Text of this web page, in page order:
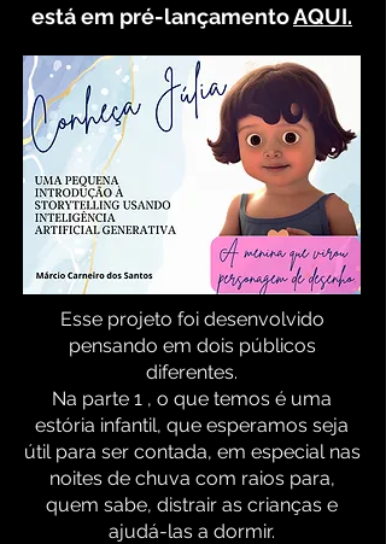
está em pré-lançamentoAQUI.
Esse projeto foi desenvolvido
pensando em dois públicos
diferentes.
Na parte 1 , o que temos é uma
estória infantil, que esperamos seja
útil para ser contada, em especial nas
noites de chuva com raios para,
quem sabe, distrair as crianças e
ajudá-las a dormir.